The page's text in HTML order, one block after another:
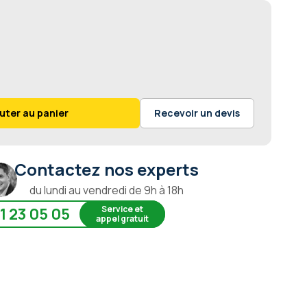
au panier Recevoir un devis
Contactez nos experts
du lundi au vendredi de 9h à 18h
23 05 05
Service et
appel gratuit